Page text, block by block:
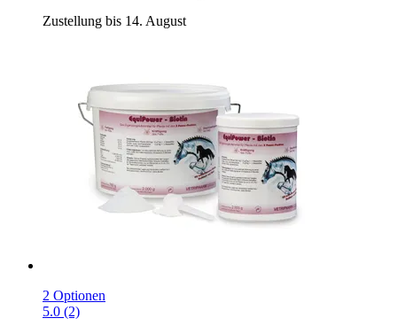
Zustellung bis 14. August
2 Optionen
5.0 (2)